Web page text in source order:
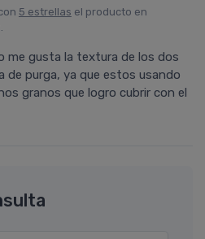
5 estrellas el producto en
.
me gusta la textura de los dos
purga, ya que estos usando
granos que logro cubrir con el